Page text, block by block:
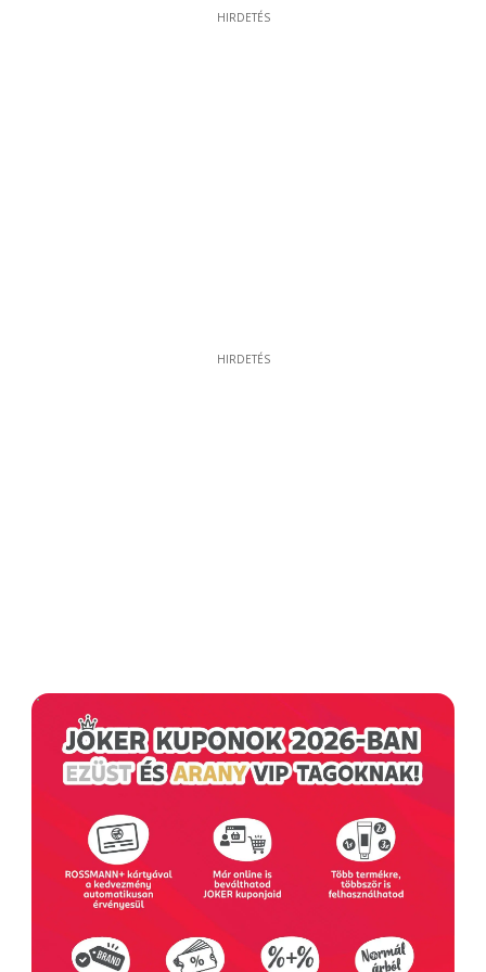
HIRDETÉS
HIRDETÉS